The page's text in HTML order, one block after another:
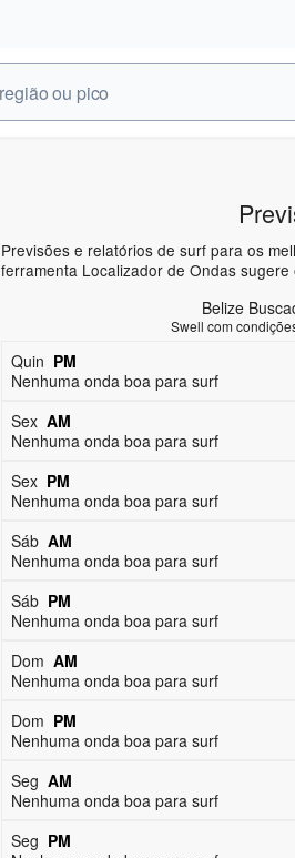
Previsões e relatórios de surf para os
ferramenta Localizador de Ondas
Belize
Swell com
Quin PM
Nenhuma onda boa para surf
Sex AM
Nenhuma onda boa para surf
Sex PM
Nenhuma onda boa para surf
Sáb AM
Nenhuma onda boa para surf
Sáb PM
Nenhuma onda boa para surf
Dom AM
Nenhuma onda boa para surf
Dom PM
Nenhuma onda boa para surf
Seg AM
Nenhuma onda boa para surf
Seg PM